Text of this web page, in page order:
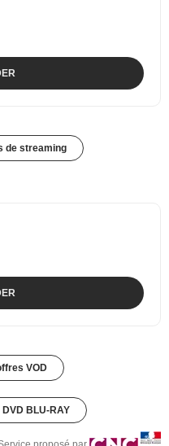
de streaming
VOD
BLU-RAY